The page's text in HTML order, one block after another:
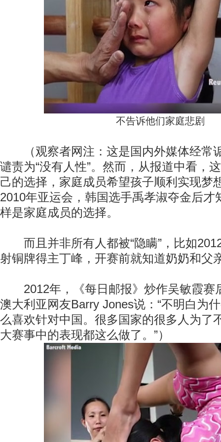
不告诉他们家庭悲剧
（观察者网注：这是国内外媒体经常
谴责为“没有人性”。然而，从报道中看，
己的选择，家庭成员希望孩子顺利实现梦
2010年亚运会，韩国选手禹孝淑夺金后才
样是家庭成员的选择。
而且并非所有人都被“隐瞒”，比如
射铜牌得主丁峰，开赛前就知道奶奶和父
2012年，《每日邮报》炒作吴敏霞赛
澳大利亚网友Barry Jones说：“不明白为
么喜欢针对中国。很多国家的很多人为了
大赛事中的表现都这么做了。”）